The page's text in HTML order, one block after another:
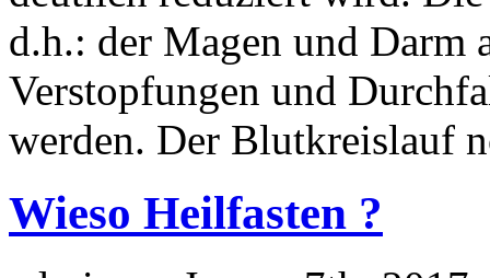
d.h.: der Magen und Darm
Verstopfungen und
werden. Der Blutkreislauf
Wieso Heilfasten ?